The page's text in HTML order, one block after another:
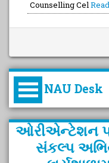
Counselling Cel
NAU Desk
કુલપતિની
વિહંગાવલોકન
ઓરીએન્ટેશન
સંકલ્પ